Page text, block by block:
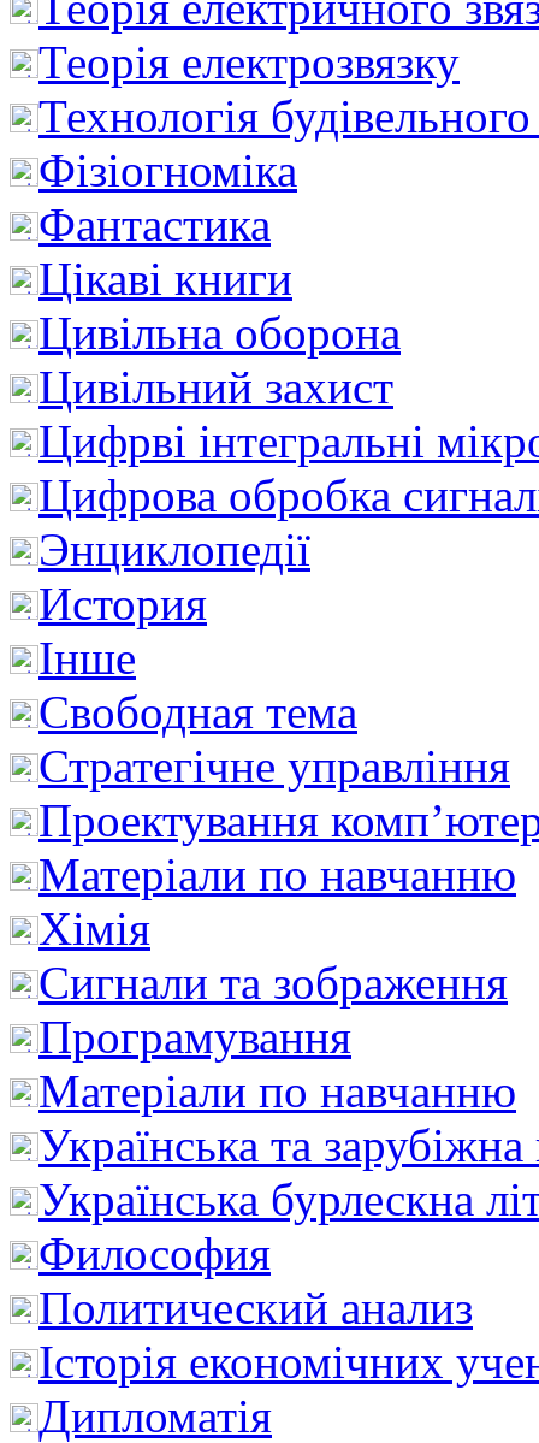
Теорія електрозвязку
Технологія
Фізіогноміка
Фантастика
Цікаві книги
Цивільна оборона
Цивільний захист
Цифрві інтегральні
Цифрова обробка
Энциклопедії
История
Інше
Свободная тема
Стратегічне управління
Проектування
Матеріали по навчанню
Хімія
Сигнали та зображення
Програмування
Матеріали по навчанню
Українська та зарубіжна
Українська бурлескна
Философия
Политический анализ
Історія економічних
Дипломатія